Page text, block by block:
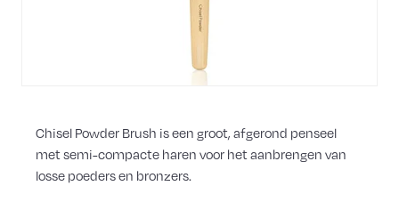
Chisel Powder Brush is een groot, afgerond penseel
met semi-compacte haren voor het aanbrengen van
losse poeders en bronzers.